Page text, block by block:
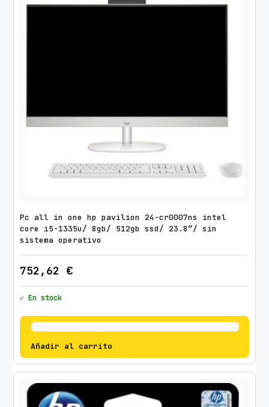
Pc all in one hp pavilion 24-cr0007ns intel
core i5-1335u/ 8gb/ 512gb ssd/ 23.8″/ sin
sistema operativo
752,62 €
✓ En stock
Añadir al carrito